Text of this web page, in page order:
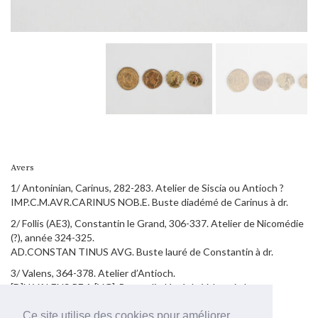
Avers
1/ Antoninian, Carinus, 282-283. Atelier de Siscia ou Antioch ?
IMP.C.M.AVR.CARINUS NOB.E. Buste diadémé de Carinus à dr.
2/ Follis (AE3), Constantin le Grand, 306-337. Atelier de Nicomédie
(?), année 324-325.
AD.CONSTAN TINUS AVG. Buste lauré de Constantin à dr.
3/ Valens, 364-378. Atelier d’Antioch.
[D]N VALENS PF A [VG]. Buste diadémé de Valens à dr.
4/ Arcadius 383-408.